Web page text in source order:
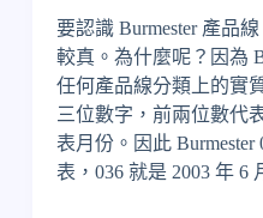
要認識 Burmester 產品
較真。為什麼呢？因為
任何產品線分類上的實
三位數字，前兩位數代
表月份。因此 Burmester
表，036 就是 2003 年 6